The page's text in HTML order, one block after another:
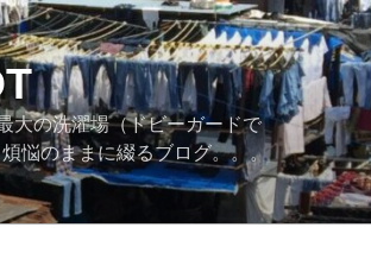
大の洗濯場（ドビーガードで
悩のままに綴るブログ。。。